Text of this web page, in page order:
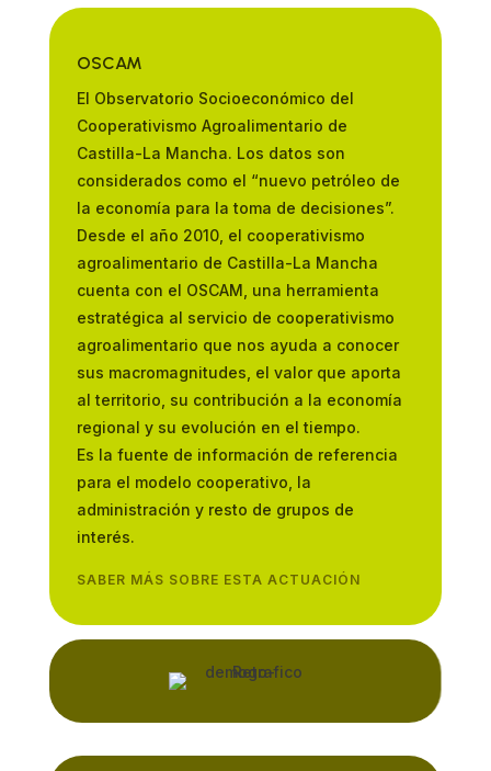
OSCAM
El Observatorio Socioeconómico del
Cooperativismo Agroalimentario de
Castilla-La Mancha. Los datos son
considerados como el “nuevo petróleo de
la economía para la toma de decisiones”.
Desde el año 2010, el cooperativismo
agroalimentario de Castilla-La Mancha
cuenta con el OSCAM, una herramienta
estratégica al servicio de cooperativismo
agroalimentario que nos ayuda a conocer
sus macromagnitudes, el valor que aporta
al territorio, su contribución a la economía
regional y su evolución en el tiempo.
Es la fuente de información de referencia
para el modelo cooperativo, la
administración y resto de grupos de
interés.
SABER MÁS SOBRE ESTA ACTUACIÓN